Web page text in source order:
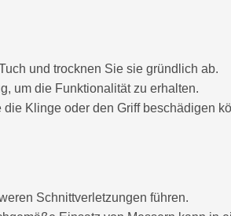
und trocknen Sie sie gründlich ab.
um die Funktionalität zu erhalten.
Klinge oder den Griff beschädigen
Schnittverletzungen führen.